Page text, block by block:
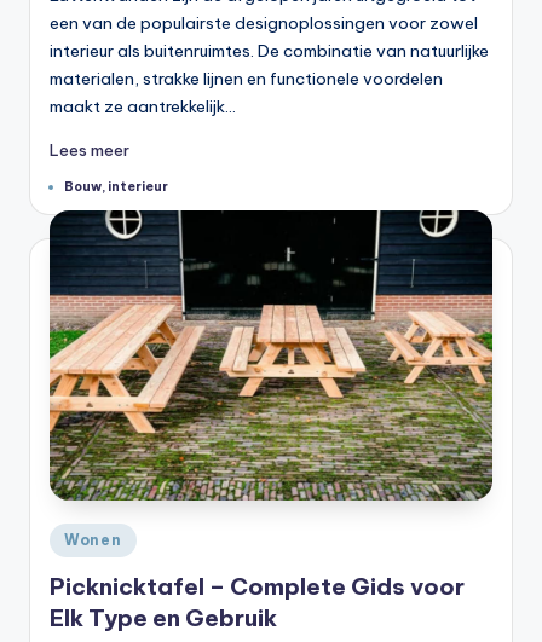
een van de populairste designoplossingen voor zowel
interieur als buitenruimtes. De combinatie van natuurlijke
materialen, strakke lijnen en functionele voordelen
maakt ze aantrekkelijk…
Lees meer
Tags:Bouw, interieur
Geplaatst
in
Wonen
Picknicktafel – Complete Gids voor
Elk Type en Gebruik